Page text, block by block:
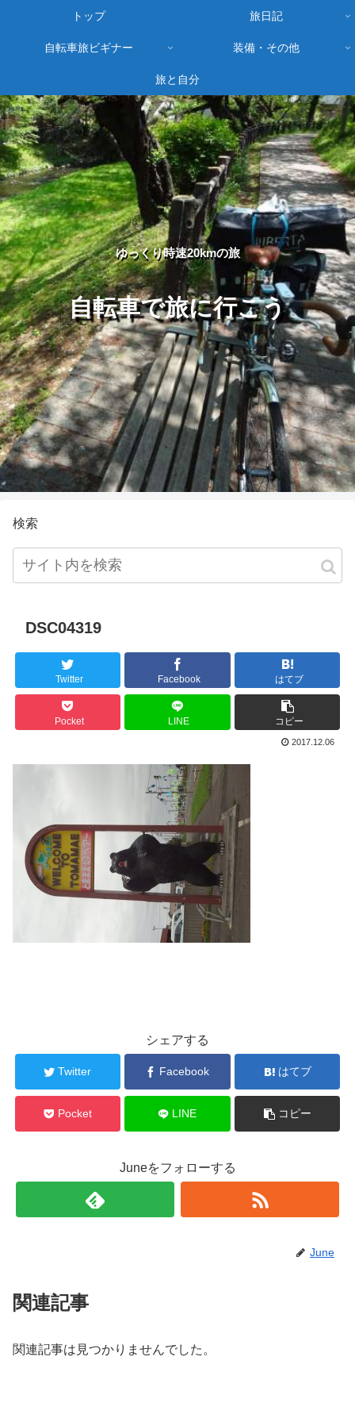
ゆっくり時速20kmの旅
自転車で旅に行こう
トップ 旅日記
自転車旅ビギナー 装備・その他
旅と自分
検索
DSC04319
Twitter Facebook はてブ
Pocket LINE コピー
2017.12.06
シェアする
Twitter Facebook はてブ
Pocket LINE コピー
Juneをフォローする
June
関連記事
関連記事は見つかりませんでした。